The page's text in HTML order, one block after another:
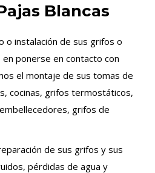
Blancas
o instalación de sus grifos o
ponerse en contacto con
el montaje de sus tomas de
cocinas, grifos termostáticos,
grifos de
de sus grifos y sus
pérdidas de agua y